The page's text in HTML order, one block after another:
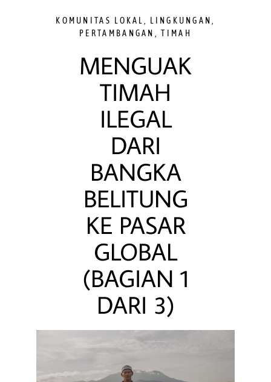
KOMUNITAS LOKAL LINGKUNGAN
PERTAMBANGAN
,TIMAH
MENGUAK
TIMAH
ILEGAL
DARI
BANGKA
BELITUNG
KE PASAR
GLOBAL
(BAGIAN 1
DARI 3)